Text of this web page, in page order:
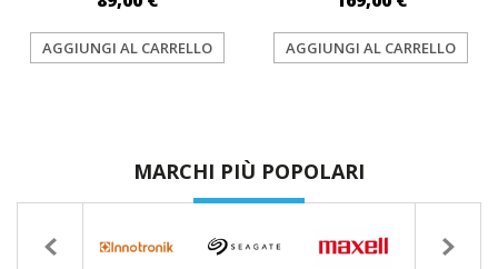
AGGIUNGI AL CARRELLO AGGIUNGI AL CARRELLO
MARCHI PIÙ POPOLARI